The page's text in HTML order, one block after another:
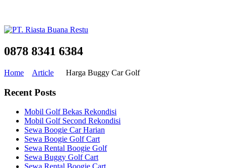
0878 8341 6384
Home Article Harga Buggy Car Golf
Recent Posts
Mobil Golf Bekas Rekondisi
Mobil Golf Second Rekondisi
Sewa Boogie Car Harian
Sewa Boogie Golf Cart
Sewa Rental Boogie Golf
Sewa Buggy Golf Cart